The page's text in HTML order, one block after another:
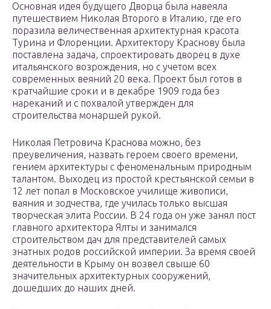
Основная идея будущего Дворца была навеяла
путешествием Николая Второго в Италию, где его
поразила величественная архитектурная красота
Турина и Флоренции. Архитектору Краснову была
поставлена задача, спроектировать дворец в духе
итальянского возрождения, но с учетом всех
современных веяний 20 века. Проект был готов в
кратчайшие сроки и в декабре 1909 года без
нареканий и с похвалой утвержден для
строительства монаршей рукой.
Николая Петровича Краснова можно, без
преувеличения, назвать героем своего времени,
гением архитектуры с феноменальным природным
талантом. Выходец из простой крестьянской семьи в
12 лет попал в Московское училище живописи,
ваяния и зодчества, где училась только высшая
творческая элита России. В 24 года он уже занял пост
главного архитектора Ялты и занимался
строительством дач для представителей самых
знатных родов российской империи. За время своей
деятельности в Крыму он возвел свыше 60
значительных архитектурных сооружений,
дошедших до наших дней.